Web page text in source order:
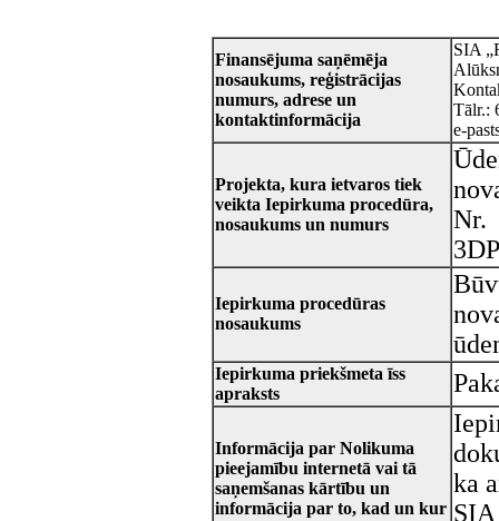
Finansējuma saņēmēja
nosaukums, reģistrācijas
numurs, adrese un
kontaktinformācija
SIA
Tālr.:
e-
Projekta, kura ietvaros tiek
veikta Iepirkuma procedūra,
nosaukums un numurs
Nr.
Iepirkuma procedūras
nosaukums
Iepirkuma priekšmeta īss
apraksts
Informācija par Nolikuma
pieejamību internetā vai tā
saņemšanas kārtību un
informācija par to, kad un kur
ka